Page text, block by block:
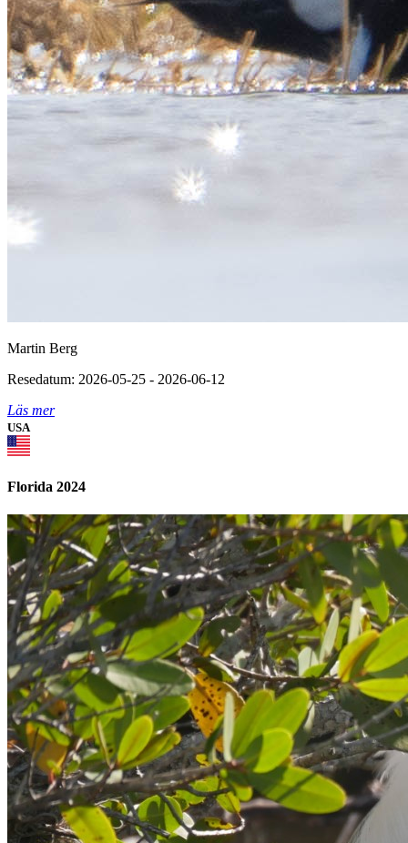
Martin Berg
Resedatum: 2026-05-25 - 2026-06-12
Läs mer
USA
Florida 2024